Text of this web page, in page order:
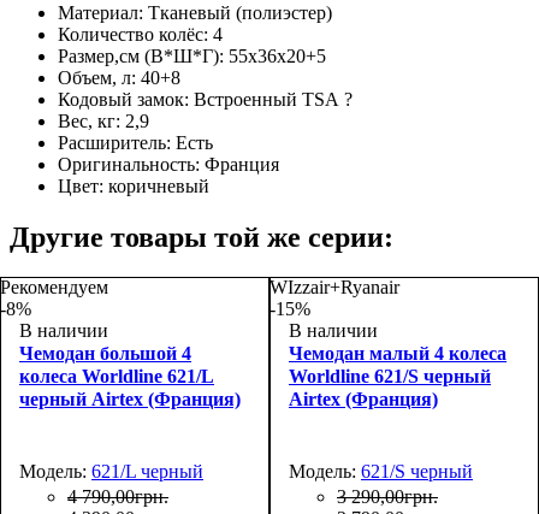
Материал: Тканевый (полиэстер)
Количество колёс: 4
Размер,см (В*Ш*Г): 55х36х20+5
Объем, л: 40+8
Кодовый замок: Встроенный TSA ?
Вес, кг: 2,9
Расширитель: Есть
Оригинальность: Франция
Цвет: коричневый
Другие товары той же серии:
Рекомендуем
-8%
В наличии
Чемодан большой 4
колеса Worldline 621/L
черный Airtex (Франция)
Модель: 621/L черный
4 790,00грн.
WIzzair+Ryanair
-15%
В наличии
Чемодан малый 4 колеса
Worldline 621/S черный
Airtex (Франция)
Модель: 621/S черный
3 290,00грн.